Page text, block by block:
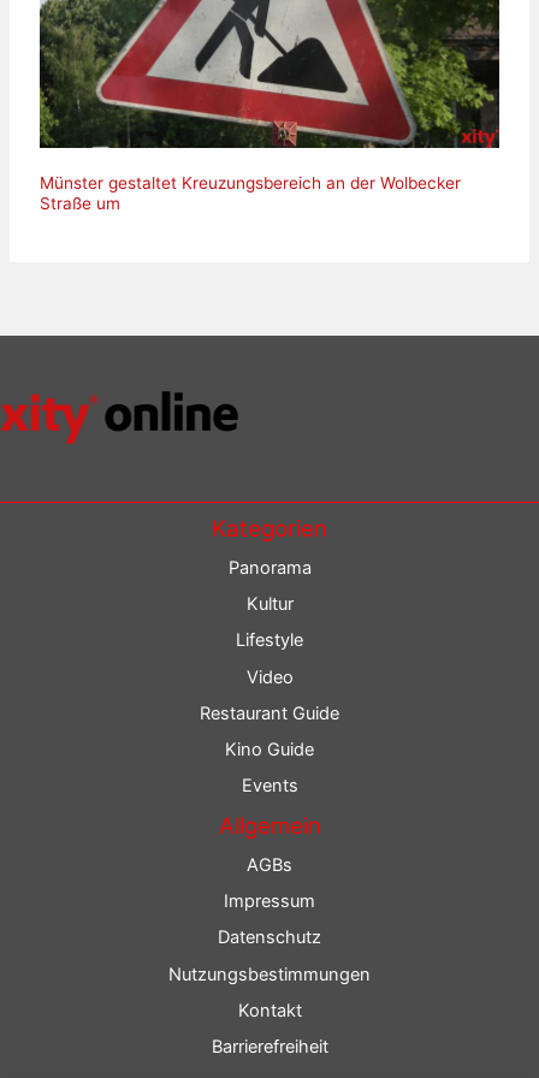
Münster gestaltet Kreuzungsbereich an der Wolbecker
Straße um
Kategorien
Panorama
Kultur
Lifestyle
Video
Restaurant Guide
Kino Guide
Events
Allgemein
AGBs
Impressum
Datenschutz
Nutzungsbestimmungen
Kontakt
Barrierefreiheit